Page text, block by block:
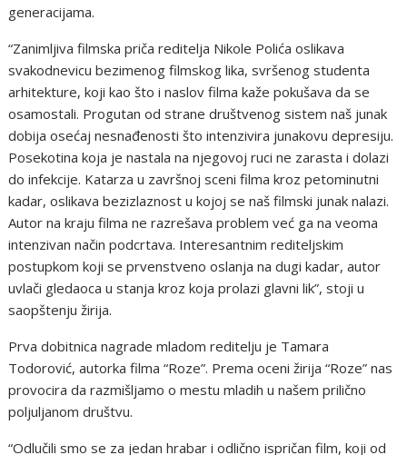
generacijama.
“Zanimljiva filmska priča reditelja Nikole Polića oslikava
svakodnevicu bezimenog filmskog lika, svršenog studenta
arhitekture, koji kao što i naslov filma kaže pokušava da se
osamostali. Progutan od strane društvenog sistem naš junak
dobija osećaj nesnađenosti što intenzivira junakovu depresiju.
Posekotina koja je nastala na njegovoj ruci ne zarasta i dolazi
do infekcije. Katarza u završnoj sceni filma kroz petominutni
kadar, oslikava bezizlaznost u kojoj se naš filmski junak nalazi.
Autor na kraju filma ne razrešava problem već ga na veoma
intenzivan način podcrtava. Interesantnim rediteljskim
postupkom koji se prvenstveno oslanja na dugi kadar, autor
uvlači gledaoca u stanja kroz koja prolazi glavni lik”, stoji u
saopštenju žirija.
Prva dobitnica nagrade mladom reditelju je Tamara
Todorović, autorka filma “Roze”. Prema oceni žirija “Roze” nas
provocira da razmišljamo o mestu mladih u našem prilično
poljuljanom društvu.
“Odlučili smo se za jedan hrabar i odlično ispričan film, koji od